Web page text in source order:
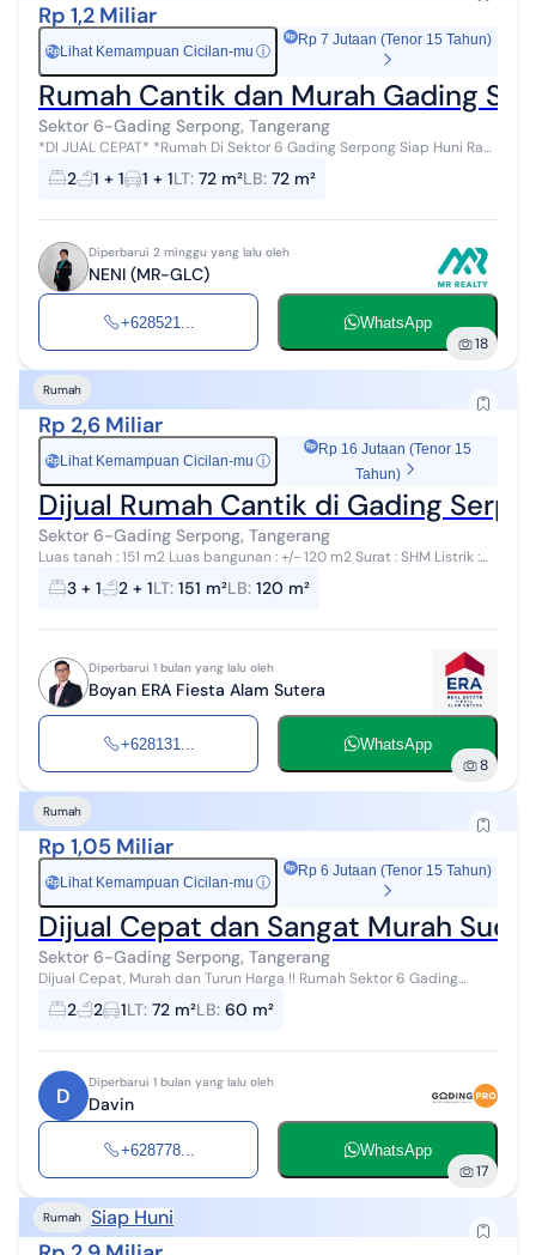
Rp 1,2 Miliar
Rp Lihat Kemampuan Cicilan-mu ⓘ
Rp 7 Jutaan (Tenor 15 Tahun)
Rumah Cantik dan Murah Gading
Sektor 6-Gading Serpong, Tangerang
*DI JUAL CEPAT* *Rumah Di Sektor 6 Gading Serpong Siap Huni Rapi
Bersih Terawat* - Luas Tanah : 72 m² (6x12m²) - Luas Bangunan : 72
m² - 1.5 L...
2 1 + 1 1 + 1LT: 72 m²LB: 72 m²
Diperbarui 2 minggu yang lalu oleh
NENI (MR-GLC)
+628521... WhatsApp
18
Rumah
Rp 2,6 Miliar
Rp Lihat Kemampuan Cicilan-mu ⓘ
Rp 16 Jutaan (Tenor 15
Tahun)
Dijual Rumah Cantik di Gading
Sektor 6-Gading Serpong, Tangerang
Luas tanah : 151 m2 Luas bangunan : +/- 120 m2 Surat : SHM Listrik :
2200 W Kamar tidur : 3 + 1 Kamar mandi : 2 + 1 AC : 3 unit Water
heater : 1 K...
3 + 1 2 + 1LT: 151 m²LB: 120 m²
Diperbarui 1 bulan yang lalu oleh
Boyan ERA Fiesta Alam Sutera
+628131... WhatsApp
8
Rumah
Rp 1,05 Miliar
Rp Lihat Kemampuan Cicilan-mu ⓘ
Rp 6 Jutaan (Tenor 15 Tahun)
Dijual Cepat dan Sangat Murah
Sektor 6-Gading Serpong, Tangerang
Dijual Cepat, Murah dan Turun Harga !! Rumah Sektor 6 Gading
Serpong Lt 72 (6x12) Lb 60 Kt 2 Km 2 1 lantai Carport 1 mobil Listrik
4400 watt Had...
2 2 1LT: 72 m²LB: 60 m²
D
Diperbarui 1 bulan yang lalu oleh
Davin
+628778... WhatsApp
17
Rumah Siap Huni